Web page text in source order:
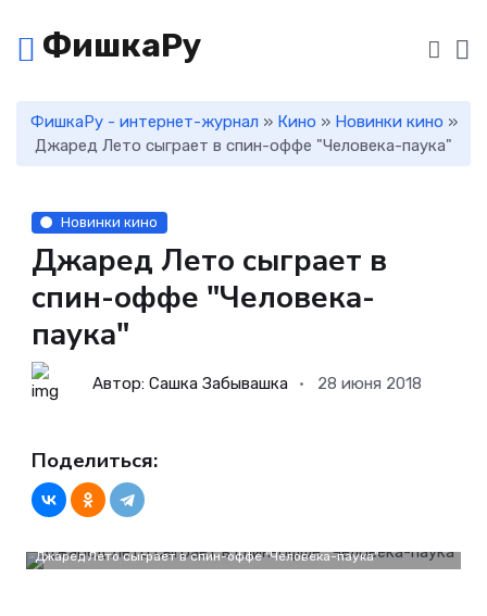
ФишкаРу
ФишкаРу - интернет-журнал » Кино » Новинки кино »
Джаред Лето сыграет в спин-оффе "Человека-паука"
Новинки кино
Джаред Лето сыграет в
спин-оффе "Человека-
паука"
Автор: Сашка Забывашка 28 июня 2018
Поделиться:
Джаред Лето сыграет в спин-оффе "Человека-паука"